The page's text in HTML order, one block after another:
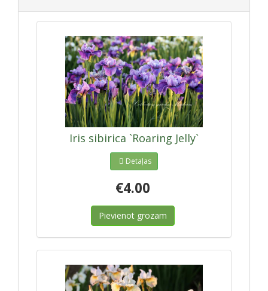
Iris sibirica `Roaring Jelly`
Detaļas
€4.00
Pievienot grozam